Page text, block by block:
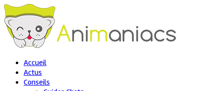
Accueil
Actus
Conseils